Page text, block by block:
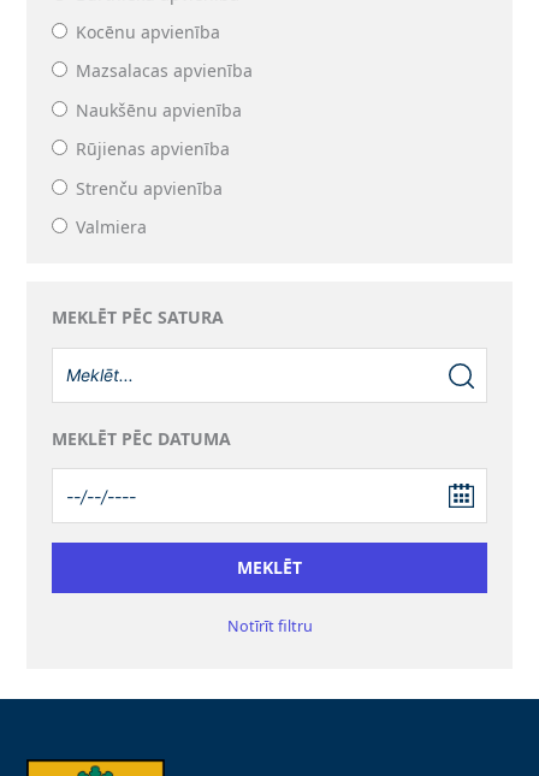
Kocēnu apvienība
Mazsalacas apvienība
Naukšēnu apvienība
Rūjienas apvienība
Strenču apvienība
Valmiera
MEKLĒT PĒC SATURA
MEKLĒT PĒC DATUMA
Notīrīt filtru